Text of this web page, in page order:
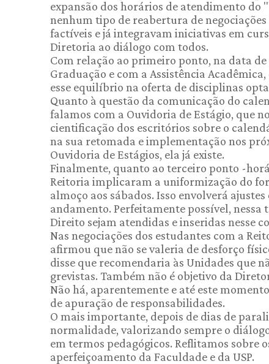
expansão dos horários de atendimento do
nenhum tipo de reabertura de
factíveis e já integravam iniciativas em
Diretoria ao diálogo com todos.
Com relação ao primeiro ponto, na data
Graduação e com a Assistência
esse equilíbrio na oferta de disciplinas
Quanto à questão da comunicação do
falamos com a Ouvidoria de Estágio, que
cientificação dos escritórios sobre o
na sua retomada e implementação nos
Ouvidoria de Estágios, ela já existe.
Finalmente, quanto ao terceiro ponto -
Reitoria implicaram a uniformização do
almoço aos sábados. Isso envolverá
andamento. Perfeitamente possível,
Direito sejam atendidas e inseridas nesse
Nas negociações dos estudantes com a
afirmou que não se valeria de desforço
disse que recomendaria às Unidades que
grevistas. Também não é objetivo da
Não há, aparentemente e até este
de apuração de responsabilidades.
O mais importante, depois de dias de
normalidade, valorizando sempre o
em termos pedagógicos. Reflitamos sobre
aperfeiçoamento da Faculdade e da USP.